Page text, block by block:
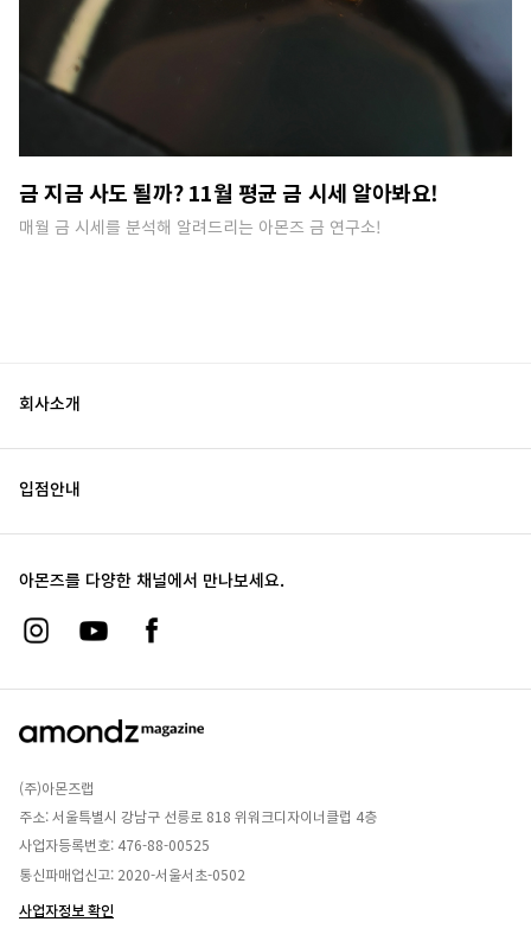
금 지금 사도 될까? 11월 평균 금 시세 알아봐요!
매월 금 시세를 분석해 알려드리는 아몬즈 금 연구소!
회사소개
입점안내
아몬즈를 다양한 채널에서 만나보세요.
(주)아몬즈랩
주소: 서울특별시 강남구 선릉로 818 위워크디자이너클럽 4층
사업자등록번호: 476-88-00525
통신파매업신고: 2020-서울서초-0502
사업자정보 확인